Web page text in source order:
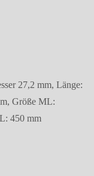
27,2 mm, Länge:
Größe ML:
450 mm